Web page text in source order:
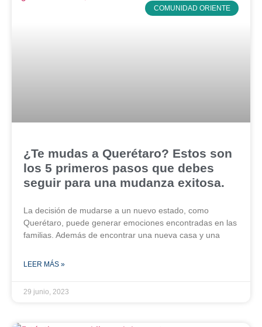
COMUNIDAD ORIENTE
¿Te mudas a Querétaro? Estos son
los 5 primeros pasos que debes
seguir para una mudanza exitosa.
La decisión de mudarse a un nuevo estado, como
Querétaro, puede generar emociones encontradas en las
familias. Además de encontrar una nueva casa y una
LEER MÁS »
29 junio, 2023